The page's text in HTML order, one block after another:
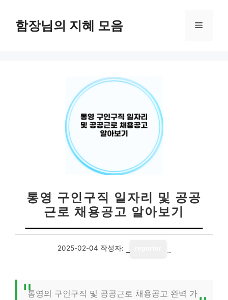
함장님의 지혜 모음 메
통영 구인구직 일자리 및 공공
근로 채용공고 알아보기
2025-02-04 작성자:
통영의 구인구직 및 공공근로 채용공고 완벽 가